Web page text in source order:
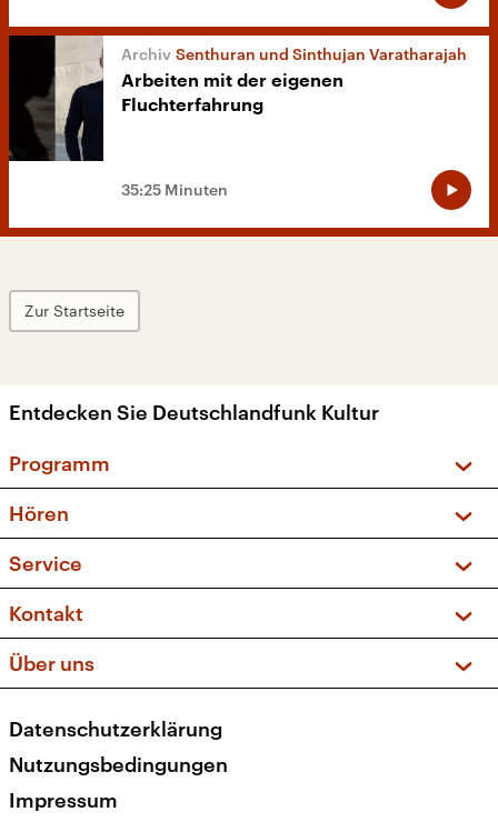
Senthuran und Sinthujan Varatharajah
Arbeiten mit der eigenen
Fluchterfahrung
35:25 Minuten
Zur Startseite
Entdecken Sie Deutschlandfunk Kultur
Programm
Sendungen und Podcasts
Musikliste
Kakadu – Das Kinderprogramm
Hören
Frequenzen (UKW + DAB+)
Service
FAQ
Apps
Newsletter
Kontakt
Social Media
Über uns
Presse
Karriere
Transparenz
Datenschutzerklärung
Nutzungsbedingungen
Impressum